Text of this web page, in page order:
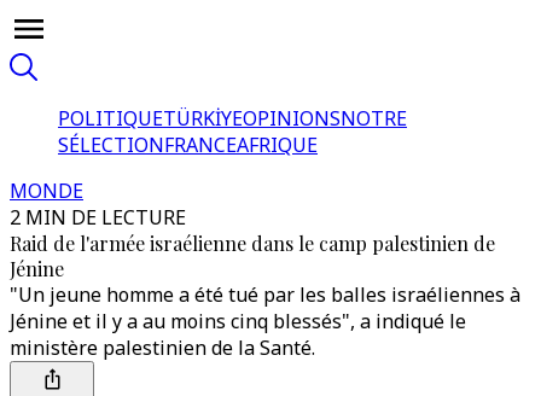
POLITIQUETÜRKİYEOPINIONSNOTRE
SÉLECTIONFRANCEAFRIQUE
MONDE
2 MIN DE LECTURE
Raid de l'armée israélienne dans le camp palestinien de
Jénine
"Un jeune homme a été tué par les balles israéliennes à
Jénine et il y a au moins cinq blessés", a indiqué le
ministère palestinien de la Santé.